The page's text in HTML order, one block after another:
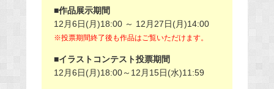
■作品展示期間
12月6日(月)18:00 ～ 12月27日(月)14:00
※投票期間終了後も作品はご覧いただけます。
■イラストコンテスト投票期間
12月6日(月)18:00～12月15日(水)11:59